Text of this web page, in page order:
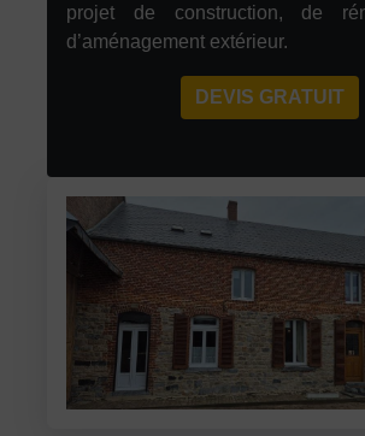
projet de construction, de
d’aménagement extérieur.
DEVIS GRATUIT